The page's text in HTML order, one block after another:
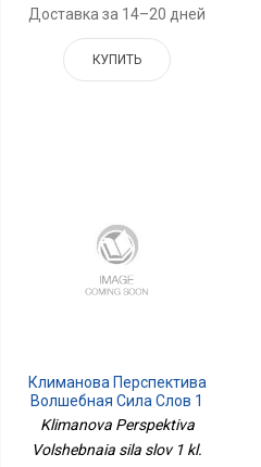
Доставка за 14–20 дней
КУПИТЬ
Климанова Перспектива
Волшебная Сила Слов 1
Кл. РТ Просв.
Klimanova Perspektiva
Volshebnaia sila slov 1 kl.